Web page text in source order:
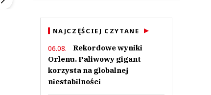
NAJCZĘŚCIEJ CZYTANE
06.08.
Rekordowe wyniki
Orlenu. Paliwowy gigant
korzysta na globalnej
niestabilności